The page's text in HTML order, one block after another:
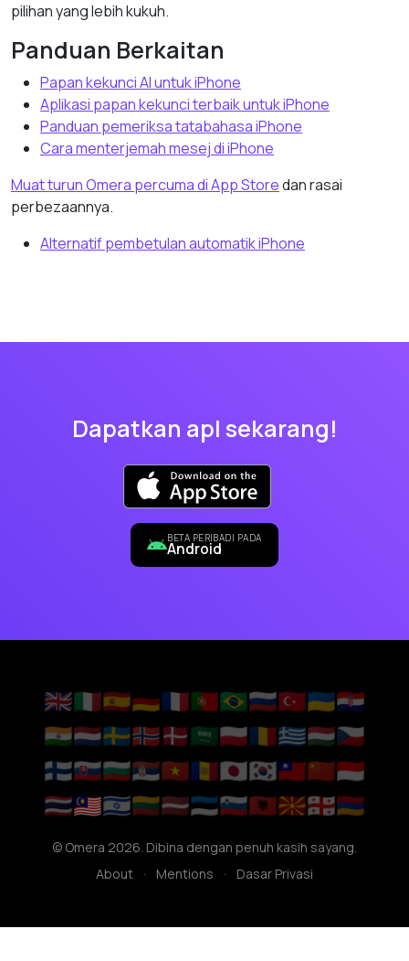
pilihan yang lebih kukuh.
Panduan Berkaitan
Papan kekunci AI untuk iPhone
Aplikasi papan kekunci terbaik untuk iPhone
Panduan pemeriksa tatabahasa iPhone
Cara menterjemah mesej di iPhone
Muat turun Omera percuma di App Storedan rasai
perbezaannya.
Alternatif pembetulan automatik iPhone
Dapatkan apl sekarang!
BETA PERIBADI PADA
Android
🇬🇧🇮🇹🇪🇸🇩🇪🇫🇷🇵🇹🇧🇷🇷🇺🇹🇷🇺🇦🇭🇷
🇮🇳🇳🇱🇸🇪🇳🇴🇩🇰🇸🇦🇵🇱🇷🇴🇬🇷🇭🇺🇨🇿
🇫🇮🇸🇰🇧🇬🇷🇸🇻🇳🇦🇩🇯🇵🇰🇷🇹🇼🇨🇳🇮🇩
🇹🇭🇲🇾🇮🇱🇱🇹🇱🇻🇪🇪🇸🇮🇦🇱🇲🇰🇬🇪🇦🇲
© Omera 2026. Dibina dengan penuh kasih sayang.
About
· Mentions · Dasar Privasi